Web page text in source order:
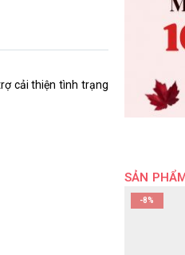
cải thiện tình trạng
SẢN
-8%